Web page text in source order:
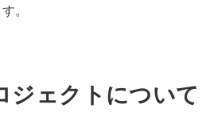
。
ジェクトについて